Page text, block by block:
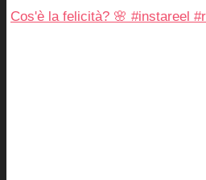
Cos'è la felicità? 🌸 #instareel